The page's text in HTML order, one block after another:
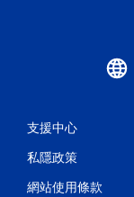
支援中心
私隱政策
網站使用條款